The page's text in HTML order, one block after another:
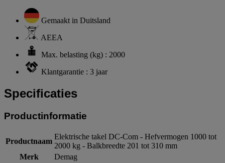
Gemaakt in Duitsland
AEEA
Max. belasting (kg) : 2000
Klantgarantie : 3 jaar
Specificaties
Productinformatie
Productnaam
Elektrische takel DC-Com - Hefvermogen 1000 tot
2000 kg - Balkbreedte 201 tot 310 mm
Merk
Demag